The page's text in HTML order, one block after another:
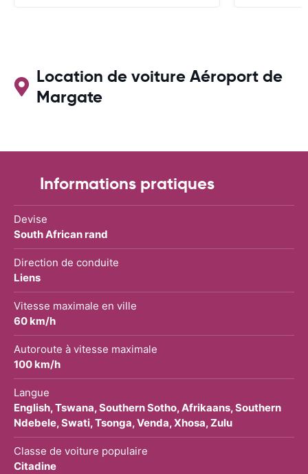
Location de voiture Aéroport de
Margate
Informations pratiques
Devise
South African rand
Direction de conduite
Liens
Vitesse maximale en ville
60 km/h
Autoroute à vitesse maximale
100 km/h
Langue
English, Tswana, Southern Sotho, Afrikaans, Southern
Ndebele, Swati, Tsonga, Venda, Xhosa, Zulu
Classe de voiture populaire
Citadine